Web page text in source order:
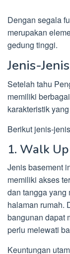
Dengan segala
merupakan
gedung tinggi.
Jenis-
Setelah tahu
memiliki
karakteristik
Berikut jenis-
1. Walk
Jenis basement
memiliki akses
dan tangga yang
halaman rumah.
bangunan dapat
perlu melewati
Keuntungan